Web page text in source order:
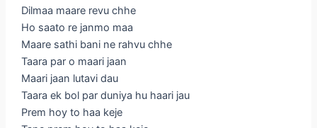
Dilmaa maare revu chhe
Ho saato re janmo maa
Maare sathi bani ne rahvu chhe
Taara par o maari jaan
Maari jaan lutavi dau
Taara ek bol par duniya hu haari jau
Prem hoy to haa keje